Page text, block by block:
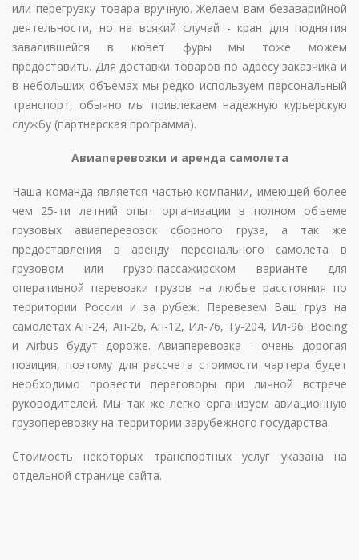
или перегрузку товара вручную. Желаем вам безаварийной
деятельности, но на всякий случай - кран для поднятия
завалившейся в кювет фуры мы тоже можем
предоставить. Для доставки товаров по адресу заказчика и
в небольших объемах мы редко используем персональный
транспорт, обычно мы привлекаем надежную курьерскую
службу (партнерская программа).
Авиаперевозки и аренда самолета
Наша команда является частью компании, имеющей более
чем 25-ти летний опыт организации в полном объеме
грузовых авиаперевозок сборного груза, а так же
предоставления в аренду персонального самолета в
грузовом или грузо-пассажирском варианте для
оперативной перевозки грузов на любые расстояния по
территории России и за рубеж. Перевезем Ваш груз на
самолетах Ан-24, Ан-26, Ан-12, Ил-76, Ту-204, Ил-96. Boeing
и Airbus будут дороже. Авиаперевозка - очень дорогая
позиция, поэтому для рассчета стоимости чартера будет
необходимо провести переговоры при личной встрече
руководителей. Мы так же легко организуем авиационную
грузоперевозку на территории зарубежного государства.
Стоимость некоторых транспортных услуг указана на
отдельной странице сайта.